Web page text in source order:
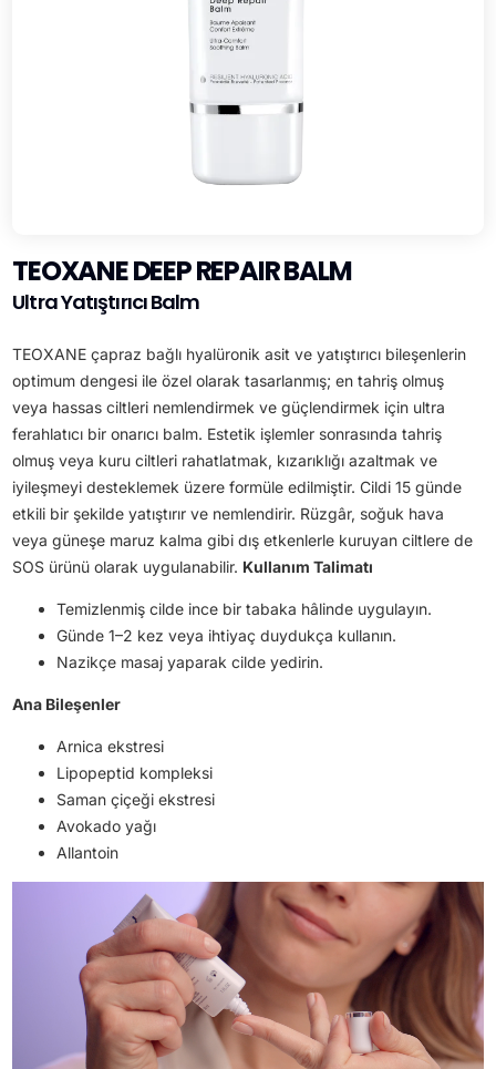
TEOXANE DEEP REPAIR BALM
Ultra Yatıştırıcı Balm
TEOXANE çapraz bağlı hyalüronik asit ve yatıştırıcı bileşenlerin
optimum dengesi ile özel olarak tasarlanmış; en tahriş olmuş
veya hassas ciltleri nemlendirmek ve güçlendirmek için ultra
ferahlatıcı bir onarıcı balm. Estetik işlemler sonrasında tahriş
olmuş veya kuru ciltleri rahatlatmak, kızarıklığı azaltmak ve
iyileşmeyi desteklemek üzere formüle edilmiştir. Cildi 15 günde
etkili bir şekilde yatıştırır ve nemlendirir. Rüzgâr, soğuk hava
veya güneşe maruz kalma gibi dış etkenlerle kuruyan ciltlere de
SOS ürünü olarak uygulanabilir. Kullanım Talimatı
Temizlenmiş cilde ince bir tabaka hâlinde uygulayın.
Günde 1–2 kez veya ihtiyaç duydukça kullanın.
Nazikçe masaj yaparak cilde yedirin.
Ana Bileşenler
Arnica ekstresi
Lipopeptid kompleksi
Saman çiçeği ekstresi
Avokado yağı
Allantoin